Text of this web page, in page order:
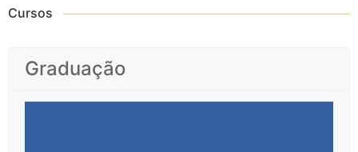
Cursos
Graduação